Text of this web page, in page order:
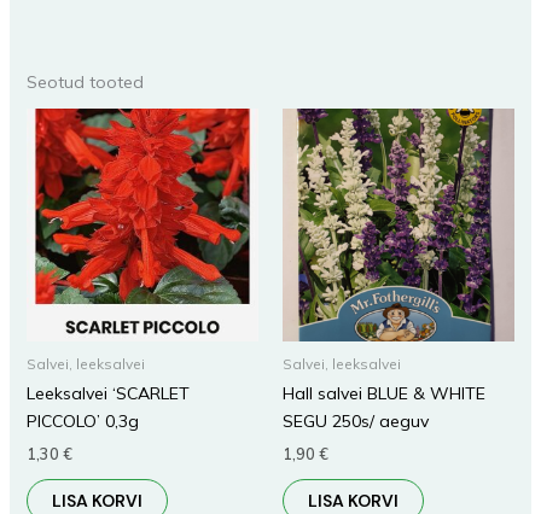
Seotud tooted
Salvei, leeksalvei
Leeksalvei ‘SCARLET
PICCOLO’ 0,3g
1,30 €
LISA KORVI
Salvei, leeksalvei
Hall salvei BLUE & WHITE
SEGU 250s/ aeguv
1,90 €
LISA KORVI